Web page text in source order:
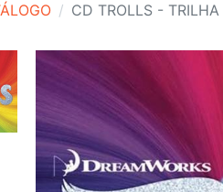
CD TROLLS -